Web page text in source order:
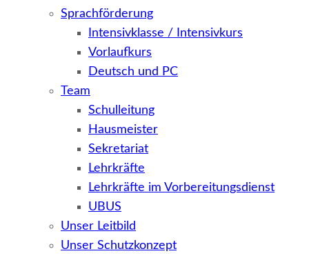
Sprachförderung
Intensivklasse / Intensivkurs
Vorlaufkurs
Deutsch und PC
Team
Schulleitung
Hausmeister
Sekretariat
Lehrkräfte
Lehrkräfte im Vorbereitungsdienst
UBUS
Unser Leitbild
Unser Schutzkonzept